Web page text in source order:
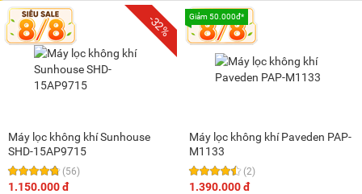
-32%
Máy lọc không khí Sunhouse
SHD-15AP9715
(56)
1.150.000 đ
Giảm 50.000đ*
Máy lọc không khí Paveden PAP-
M1133
(2)
1.390.000 đ